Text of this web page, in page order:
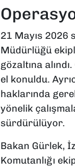
21 Mayıs 2026
Müdürlüğü
gözaltına
el konuldu.
haklarında
yönelik
sürdürülüyor.
Bakan Gürlek,
Komutanlığı